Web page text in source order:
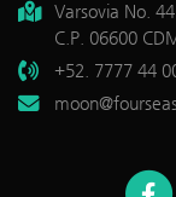
Varsovia No.
C.P. 06600
+52. 7777 44